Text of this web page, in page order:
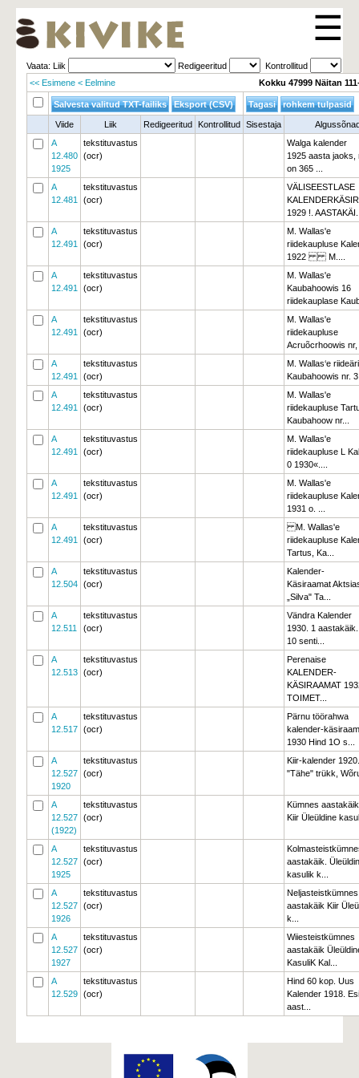
☰
Vaata: Liik Redigeeritud
Kontrollitud
<< Esimene < Eelmine Kokku 47999 Näitan
Viide Liik Redigeeritud Kontrollitud Sisestaja
A
12.480
1925
tekstituvastus
(ocr)
Walga kalender
1925 aasta jaoks,
on 365 ...
A
12.481
tekstituvastus
(ocr)
VÄLISEESTLASE
1929 !.
A
12.491
tekstituvastus
(ocr)
M. Wallas'e
riidekaupluse
1922 M....
A
12.491
tekstituvastus
(ocr)
M. Wallas'e
Kaubahoowis 16
riidekauplase
A
12.491
tekstituvastus
(ocr)
M. Wallas'e
riidekaupluse
Acruõcrhoowis nr,
A
12.491
tekstituvastus
(ocr)
M. Wallas‘e riideäri
Kaubahoowis nr.
A
12.491
tekstituvastus
(ocr)
M. Wallas'e
riidekaupluse
Kaubahoow nr...
A
12.491
tekstituvastus
(ocr)
M. Wallas'e
riidekaupluse L
0 1930«....
A
12.491
tekstituvastus
(ocr)
M. Wallas'e
riidekaupluse
1931 o. ...
A
12.491
tekstituvastus
(ocr)
M. Wallas'e
riidekaupluse
Tartus, Ka...
A
12.504
tekstituvastus
(ocr)
Kalender-
Käsiraamat
„Silva" Ta...
A
12.511
tekstituvastus
(ocr)
Vändra Kalender
1930. 1
10 senti...
A
12.513
tekstituvastus
(ocr)
Perenaise
KALENDER-
KÄSIRAAMAT
TOIMET...
A
12.517
tekstituvastus
(ocr)
Pärnu töörahwa
kalender-
1930 Hind 1O s...
A
12.527
1920
tekstituvastus
(ocr)
Kiir-kalender 1920.
"Tähe" trükk,
A
12.527
(1922)
tekstituvastus
(ocr)
Kümnes
Kiir Üleüldine
A
12.527
1925
tekstituvastus
(ocr)
aastakäik.
kasulik k...
A
12.527
1926
tekstituvastus
(ocr)
Neljasteistkümnes
aastakäik Kiir
k...
A
12.527
1927
tekstituvastus
(ocr)
Wiiesteistkümnes
aastakäik
KasuliK Kal...
A
12.529
tekstituvastus
(ocr)
Hind 60 kop. Uus
Kalender 1918.
aast...